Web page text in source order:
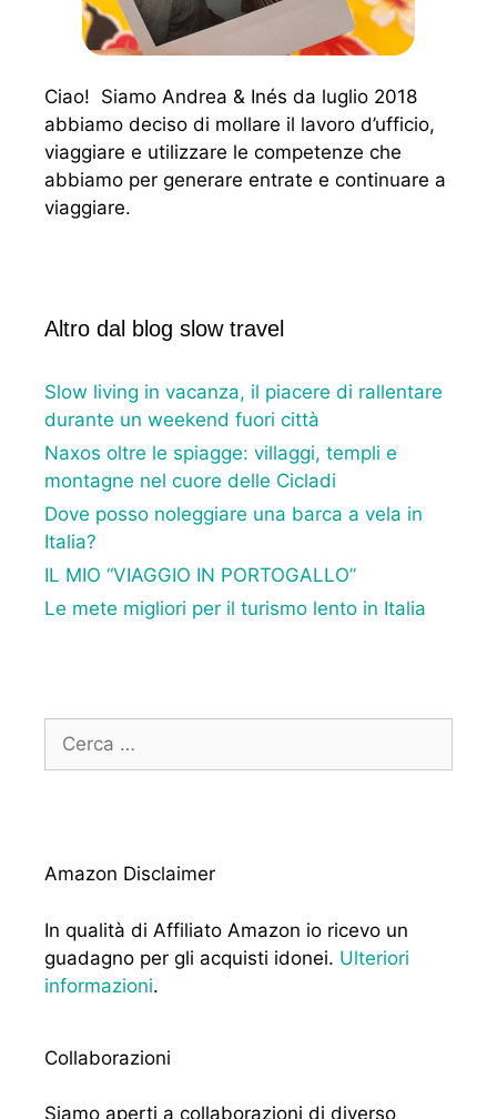
Ciao! Siamo Andrea & Inés da luglio 2018
abbiamo deciso di mollare il lavoro d’ufficio,
viaggiare e utilizzare le competenze che
abbiamo per generare entrate e continuare a
viaggiare.
Altro dal blog slow travel
Slow living in vacanza, il piacere di rallentare
durante un weekend fuori città
Naxos oltre le spiagge: villaggi, templi e
montagne nel cuore delle Cicladi
Dove posso noleggiare una barca a vela in
Italia?
IL MIO “VIAGGIO IN PORTOGALLO”
Le mete migliori per il turismo lento in Italia
Ricerca
Amazon Disclaimer
In qualità di Affiliato Amazon io ricevo un
guadagno per gli acquisti idonei. Ulteriori
informazioni.
Collaborazioni
Siamo aperti a collaborazioni di diverso